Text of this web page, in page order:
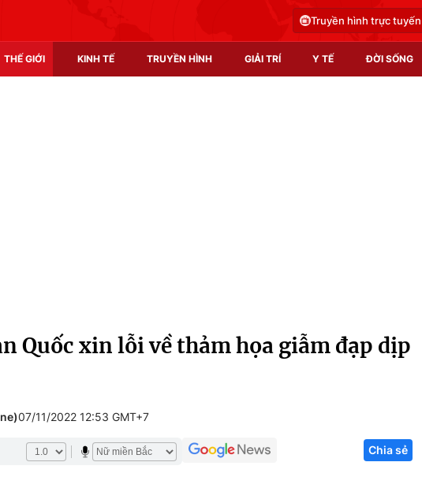
Truyền hình trực tuyến
THẾ GIỚI KINH TẾ TRUYỀN HÌNH GIẢI TRÍ Y TẾ ĐỜI SỐNG
Infographic
Tuyển sinh
Hitech Công
Quốc xin lỗi về thảm họa giẫm đạp dịp
07/11/2022 12:53 GMT+7
Chia sẻ